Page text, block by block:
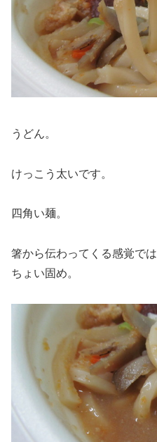
うどん。
けっこう太いです。
四角い麺。
箸から伝わってくる感覚では
ちょい固め。